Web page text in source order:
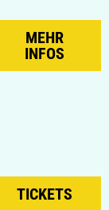
MEHR
INFOS
TICKETS